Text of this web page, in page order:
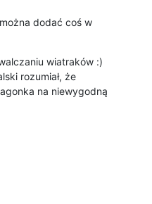
dodać coś w
wiatraków :)
rozumiał, że
na niewygodną